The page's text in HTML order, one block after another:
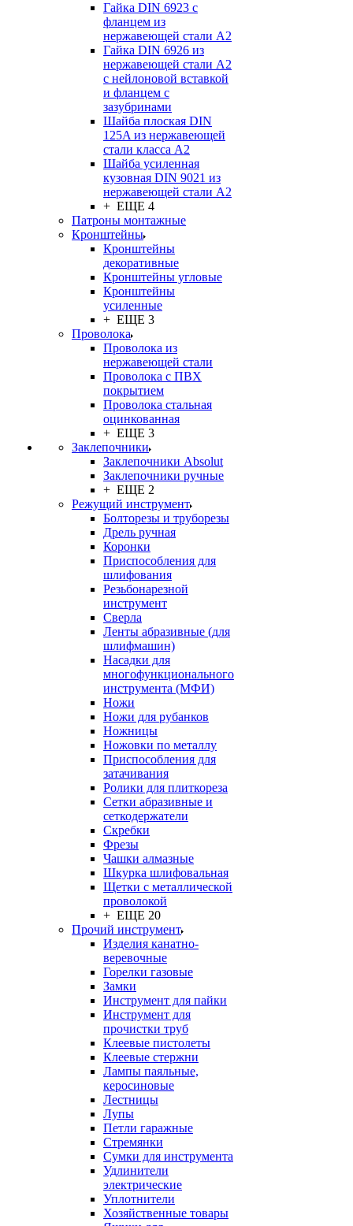
Гайка DIN 6923 с
фланцем из
нержавеющей стали А2
Гайка DIN 6926 из
нержавеющей стали А2
с нейлоновой вставкой
и фланцем с
зазубринами
Шайба плоская DIN
125A из нержавеющей
стали класса A2
Шайба усиленная
кузовная DIN 9021 из
нержавеющей стали А2
+ ЕЩЕ 4
Патроны монтажные
Кронштейны
Кронштейны
декоративные
Кронштейны угловые
Кронштейны
усиленные
+ ЕЩЕ 3
Проволока
Проволока из
нержавеющей стали
Проволока с ПВХ
покрытием
Проволока стальная
оцинкованная
+ ЕЩЕ 3
Заклепочники
Заклепочники Absolut
Заклепочники ручные
+ ЕЩЕ 2
Режущий инструмент
Болторезы и труборезы
Дрель ручная
Коронки
Приспособления для
шлифования
Резьбонарезной
инструмент
Сверла
Ленты абразивные (для
шлифмашин)
Насадки для
многофункционального
инструмента (МФИ)
Ножи
Ножи для рубанков
Ножницы
Ножовки по металлу
Приспособления для
затачивания
Ролики для плиткореза
Сетки абразивные и
сеткодержатели
Скребки
Фрезы
Чашки алмазные
Шкурка шлифовальная
Щетки с металлической
проволокой
+ ЕЩЕ 20
Прочий инструмент
Изделия канатно-
веревочные
Горелки газовые
Замки
Инструмент для пайки
Инструмент для
прочистки труб
Клеевые пистолеты
Клеевые стержни
Лампы паяльные,
керосиновые
Лестницы
Лупы
Петли гаражные
Стремянки
Сумки для инструмента
Удлинители
электрические
Уплотнители
Хозяйственные товары